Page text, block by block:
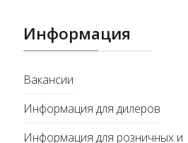
Информация
Вакансии
Информация для дилеров
Информация для розничных и